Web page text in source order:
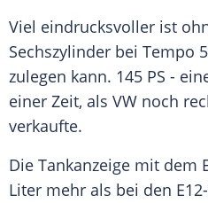
Viel eindrucksvoller ist
Sechszylinder bei Tempo
zulegen kann. 145 PS -
einer Zeit, als VW noch
verkaufte.
Die Tankanzeige mit dem
Liter mehr als bei den